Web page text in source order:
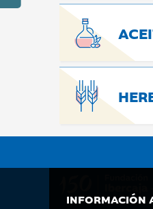
INFORMACIÓN